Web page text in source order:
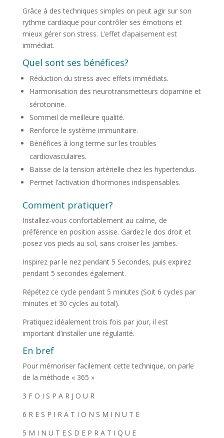
Grâce à des techniques simples on peut agir sur son
rythme cardiaque pour contrôler ses émotions et
mieux gérer son stress. L’effet d’apaisement est
immédiat.
Quel sont ses bénéfices?
Réduction du stress avec effets immédiats.
Harmonisation des neurotransmetteurs dopamine et
sérotonine.
Sommeil de meilleure qualité.
Renforce le système immunitaire.
Bénéfices à long terme sur les troubles
cardiovasculaires.
Baisse de la tension artérielle chez les hypertendus.
Permet l’activation d’hormones indispensables.
Comment pratiquer?
Installez-vous confortablement au calme, de
préférence en position assise. Gardez le dos droit et
posez vos pieds au sol, sans croiser les jambes.
Inspirez par le nez pendant 5 Secondes, puis expirez
pendant 5 secondes également.
Répétez ce cycle pendant 5 minutes (Soit 6 cycles par
minutes et 30 cycles au total).
Pratiquez idéalement trois fois par jour, il est
important d’installer une régularité.
En bref
Pour mémoriser facilement cette technique, on parle
de la méthode « 365 »
3 F O I S P A R J O U R
6 R E S P I R A T I O N S M I N U T E
5 M I N U T E S D E P R A T I Q U E